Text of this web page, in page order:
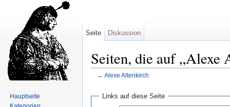
Seiten, die auf „Alexe
← Alexe Altenkirch
Links auf diese Seite
Seite Diskussion
Hauptseite